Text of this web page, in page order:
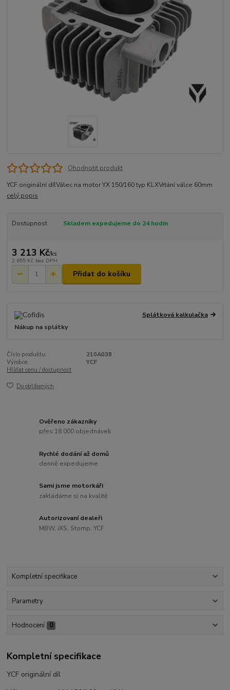
Ohodnotit produkt
YCF originální dílVálec na motor YX 150/160 typ KLXVrtání válce 60mm
celý popis
Dostupnost Skladem expedujeme do 24 hodin
3 213 Kč/ks
2 655 Kč bez DPH
Přidat do košíku
Splátková kalkulačka
Nákup na splátky
Číslo produktu:
210A038
Výrobce:
YCF
Hlídat cenu / dostupnost
Do oblíbených
Ověřeno zákazníky
přes 18 000 objednávek
Rychlé dodání až domů
denně expedujeme
Sami jsme motorkáři
zakládáme si na kvalitě
Autorizovaní dealeři
MBW, iXS, Stomp, YCF
Kompletní specifikace
Parametry
Hodnocení 0
Kompletní specifikace
YCF originální díl